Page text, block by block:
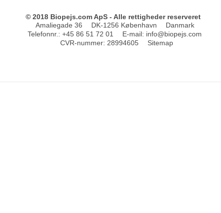
© 2018 Biopejs.com ApS - Alle rettigheder reserveret
Amaliegade 36
DK-1256 København
Danmark
Telefonnr.: +45 86 51 72 01 E-mail: info@biopejs.com
CVR-nummer: 28994605 Sitemap